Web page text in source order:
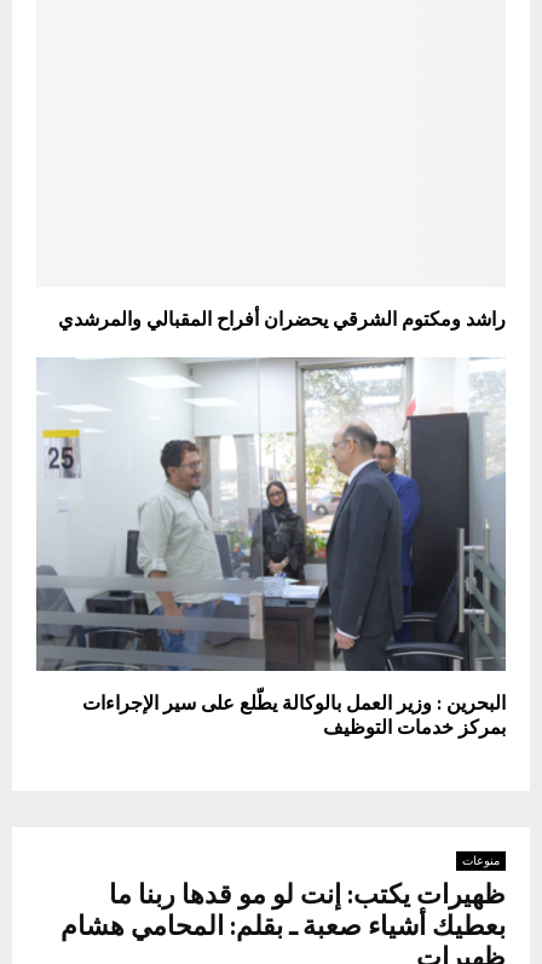
راشد ومكتوم الشرقي يحضران أفراح المقبالي والمرشدي
البحرين : وزير العمل بالوكالة يطّلع على سير الإجراءات
بمركز خدمات التوظيف
منوعات
ظهيرات يكتب: إنت لو مو قدها ربنا ما
بعطيك أشياء صعبة ـ بقلم: المحامي هشام